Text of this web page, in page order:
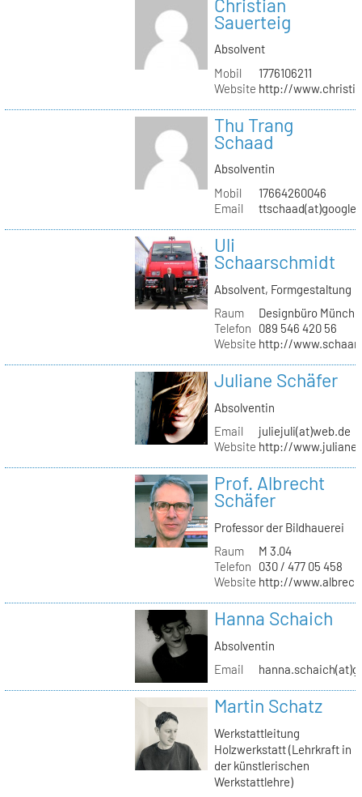
Christian
Sauerteig
Absolvent
Mobil
1776106211
Website http://
Thu Trang
Schaad
Absolventin
Mobil
17664260046
Email
Uli
Schaarschmidt
Absolvent, Formgestaltung
Raum
Designbüro
Telefon
089 546 420 56
Website http://
Juliane Schäfer
Absolventin
Email
juliejuli(at)web.de
Website http://
Prof. Albrecht
Schäfer
Professor der Bildhauerei
Raum
M 3.04
Telefon
030 / 477 05 458
Website http://
Hanna Schaich
Absolventin
Email
Martin Schatz
Werkstattleitung
Holzwerkstatt (Lehrkraft in
der künstlerischen
Werkstattlehre)